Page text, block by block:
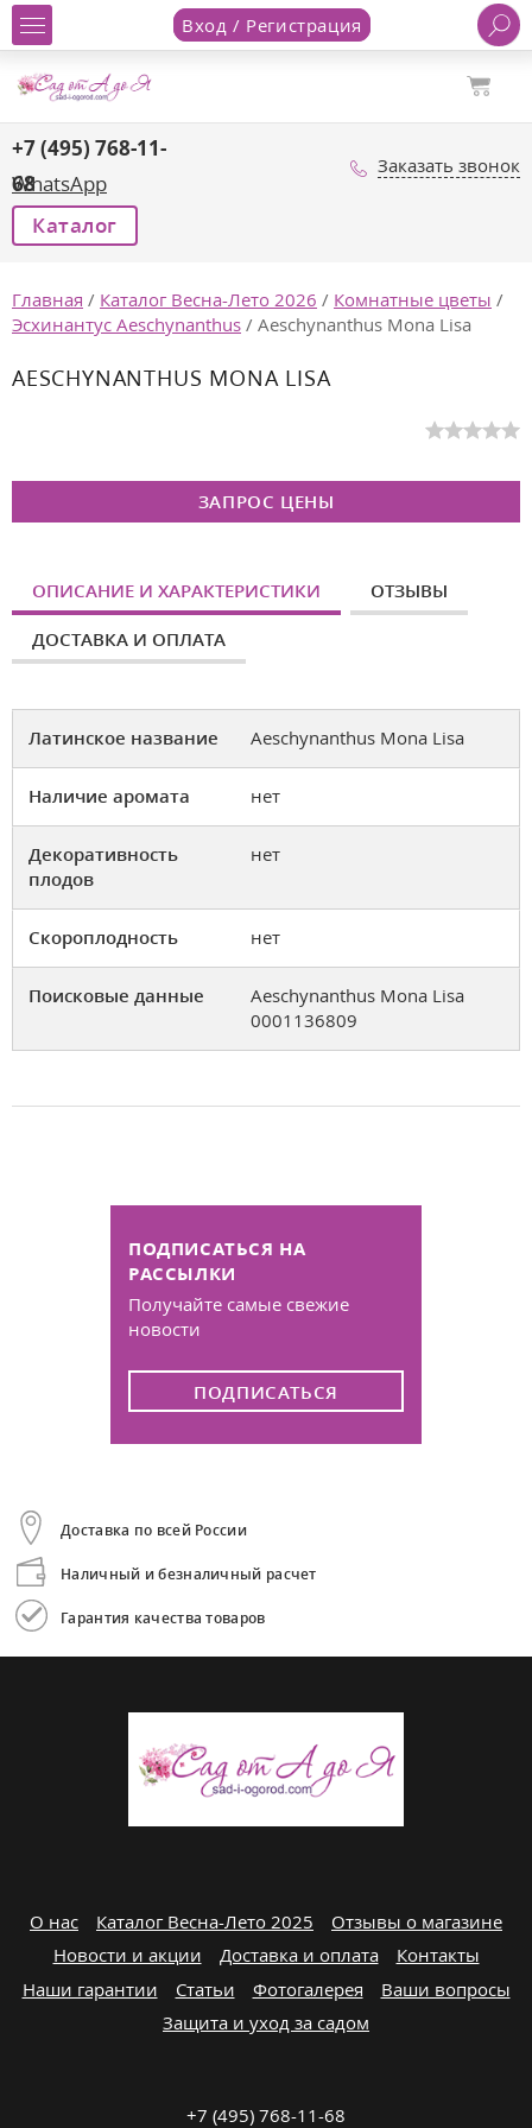
Вход / Регистрация
+7 (495) 768-11-
68
WhatsApp
Заказать звонок
Каталог
Главная / Каталог Весна-Лето 2026 / Комнатные цветы /
Эсхинантус Aeschynanthus / Aeschynanthus Mona Lisa
AESCHYNANTHUS MONA LISA
ЗАПРОС ЦЕНЫ
ОПИСАНИЕ И ХАРАКТЕРИСТИКИ ОТЗЫВЫ
ДОСТАВКА И ОПЛАТА
Латинское название Aeschynanthus Mona Lisa
Наличие аромата нет
Декоративность
плодов
нет
Скороплодность нет
Поисковые данные
Aeschynanthus Mona Lisa
0001136809
ПОДПИСАТЬСЯ НА
РАССЫЛКИ
Получайте самые свежие
новости
ПОДПИСАТЬСЯ
Доставка по всей России
Наличный и безналичный расчет
Гарантия качества товаров
О нас Каталог Весна-Лето 2025
Отзывы о магазине
Новости и акции
Доставка и оплата
Контакты
Наши гарантии
Статьи Фотогалерея
Ваши вопросы
Защита и уход за садом
+7 (495) 768-11-68